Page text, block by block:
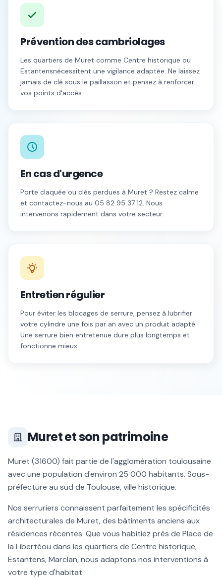
Prévention des cambriolages
Les quartiers de Muret comme Centre historique ou
Estantensnécessitent une vigilance adaptée. Ne laissez
jamais de clé sous le paillasson et pensez à renforcer
vos points d'accès.
En cas d'urgence
Porte claquée ou clés perdues à Muret ? Restez calme
et contactez-nous au 05 82 95 37 12. Nous
intervenons rapidement dans votre secteur.
Entretien régulier
Pour éviter les blocages de serrure, pensez à lubrifier
votre cylindre une fois par an avec un produit adapté.
Une serrure bien entretenue dure plus longtemps et
fonctionne mieux.
Muretet son patrimoine
Muret (31600) fait partie de l'agglomération toulousaine
avec une population d'environ 25 000 habitants. Sous-
préfecture au sud de Toulouse, ville historique.
Nos serruriers connaissent parfaitement les spécificités
architecturales de Muret, des bâtiments anciens aux
résidences récentes. Que vous habitiez près de Place de
la Libertéou dans les quartiers de Centre historique,
Estantens, Marclan, nous adaptons nos interventions à
votre type d'habitat.